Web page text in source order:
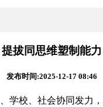
提拔同思维塑制能力
发布时间:2025-12-17 08:46
校、社会协同发力，